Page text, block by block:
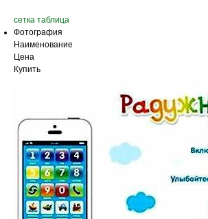
сетка таблица
Фотография
Наименование
Цена
Купить